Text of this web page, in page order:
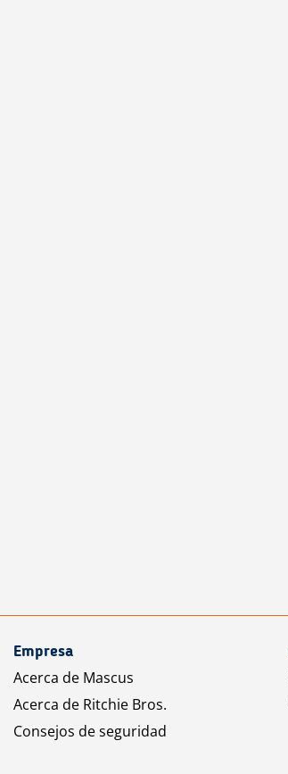
Empresa
Acerca de Mascus
Acerca de Ritchie Bros.
Consejos de seguridad